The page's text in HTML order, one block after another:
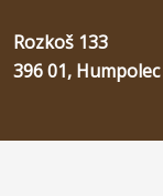
Rozkoš 133
396 01, Humpolec